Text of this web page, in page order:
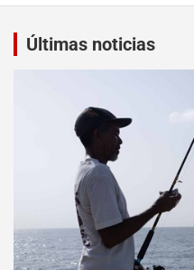
Últimas noticias